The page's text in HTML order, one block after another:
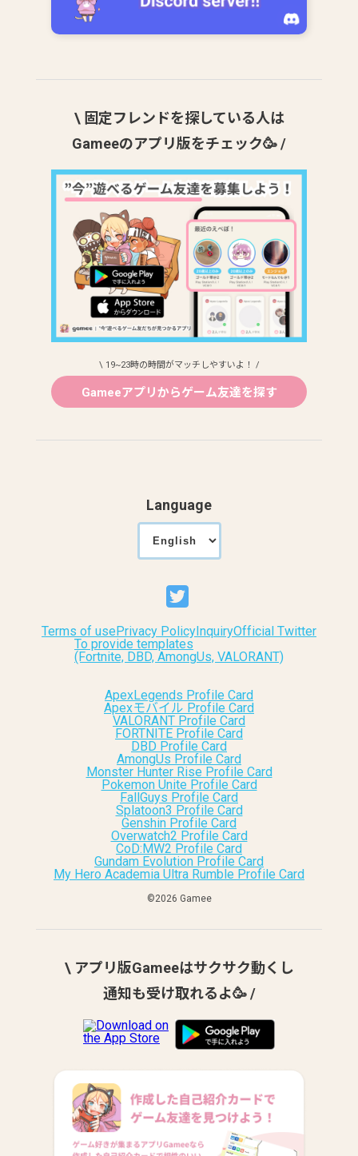
\ 固定フレンドを探している人は
Gameeのアプリ版をチェック🥳 /
\ 19~23時の時間がマッチしやすいよ！ /
Gameeアプリからゲーム友達を探す
Language
Terms of usePrivacy Policy InquiryOfficial Twitter
To provide templates
(Fortnite, DBD, AmongUs, VALORANT)
ApexLegends Profile Card
Apexモバイル Profile Card
VALORANT Profile Card
FORTNITE Profile Card
DBD Profile Card
AmongUs Profile Card
Monster Hunter Rise Profile Card
Pokemon Unite Profile Card
FallGuys Profile Card
Splatoon3 Profile Card
Genshin Profile Card
Overwatch2 Profile Card
CoD:MW2 Profile Card
Gundam Evolution Profile Card
My Hero Academia Ultra Rumble Profile Card
©︎2026 Gamee
\ アプリ版Gameeはサクサク動くし
通知も受け取れるよ🥳 /